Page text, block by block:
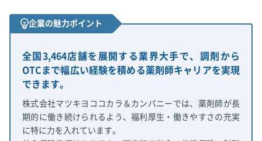
企業の魅力ポイント
全国3,464店舗を展開する業界大手で、調剤から
OTCまで幅広い経験を積める薬剤師キャリアを実現
できます。
株式会社マツキヨココカラ＆カンパニーでは、薬剤師が長
期的に働き続けられるよう、福利厚生・働きやすさの充実
に特に力を入れています。